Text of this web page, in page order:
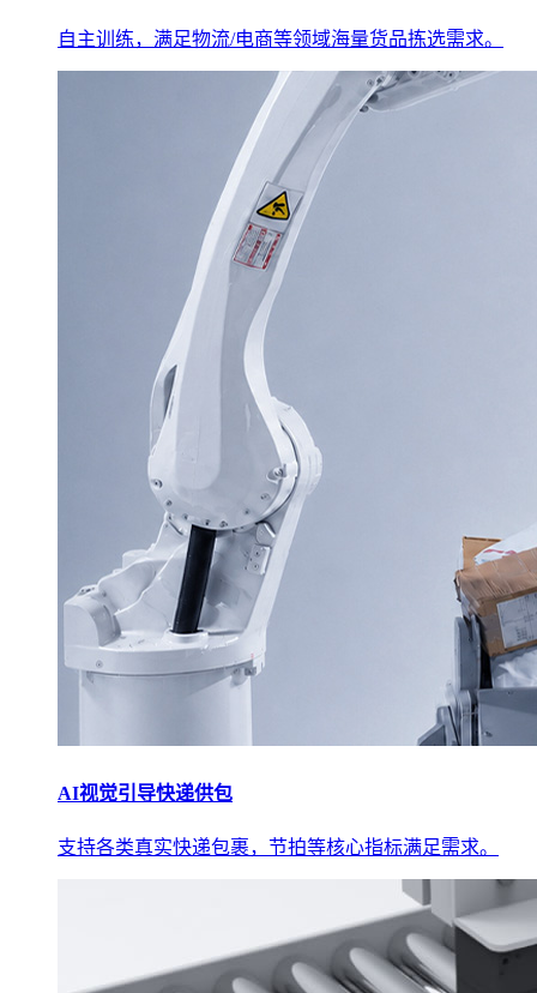
自主训练，满足物流/电商等领域海量货品拣选需求。
AI视觉引导快递供包
支持各类真实快递包裹，节拍等核心指标满足需求。